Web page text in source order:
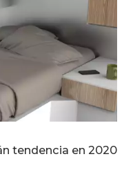
tendencia en 2020